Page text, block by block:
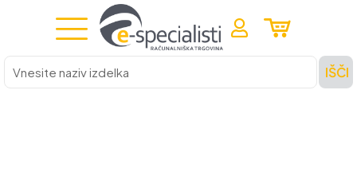
Vnesite
naziv
izdelka
IŠČI